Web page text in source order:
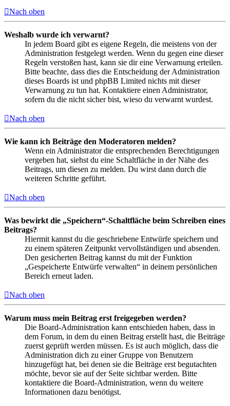
Nach oben
Weshalb wurde ich verwarnt?
In jedem Board gibt es eigene Regeln, die meistens von der
Administration festgelegt werden. Wenn du gegen eine dieser
Regeln verstoßen hast, kann sie dir eine Verwarnung erteilen.
Bitte beachte, dass dies die Entscheidung der Administration
dieses Boards ist und phpBB Limited nichts mit dieser
Verwarnung zu tun hat. Kontaktiere einen Administrator,
sofern du die nicht sicher bist, wieso du verwarnt wurdest.
Nach oben
Wie kann ich Beiträge den Moderatoren melden?
Wenn ein Administrator die entsprechenden Berechtigungen
vergeben hat, siehst du eine Schaltfläche in der Nähe des
Beitrags, um diesen zu melden. Du wirst dann durch die
weiteren Schritte geführt.
Nach oben
Was bewirkt die „Speichern“-Schaltfläche beim Schreiben eines
Beitrags?
Hiermit kannst du die geschriebene Entwürfe speichern und
zu einem späteren Zeitpunkt vervollständigen und absenden.
Den gesicherten Beitrag kannst du mit der Funktion
„Gespeicherte Entwürfe verwalten“ in deinem persönlichen
Bereich erneut laden.
Nach oben
Warum muss mein Beitrag erst freigegeben werden?
Die Board-Administration kann entschieden haben, dass in
dem Forum, in dem du einen Beitrag erstellt hast, die Beiträge
zuerst geprüft werden müssen. Es ist auch möglich, dass die
Administration dich zu einer Gruppe von Benutzern
hinzugefügt hat, bei denen sie die Beiträge erst begutachten
möchte, bevor sie auf der Seite sichtbar werden. Bitte
kontaktiere die Board-Administration, wenn du weitere
Informationen dazu benötigst.